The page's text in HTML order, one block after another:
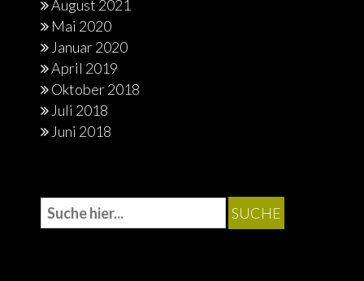
August 2021
Mai 2020
Januar 2020
April 2019
Oktober 2018
Juli 2018
Juni 2018